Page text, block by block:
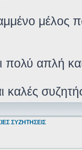
μέλος
πολύ απλή
καλές
ΣΥΖΗΤΗΣΕΙΣ